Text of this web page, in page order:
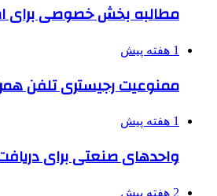
مطالبه بخش خصوصی برای
1 هفته پیش
ممنوعیت رجیستری تلفن
1 هفته پیش
واحدهای صنعتی برای دریافت
2 هفته پیش